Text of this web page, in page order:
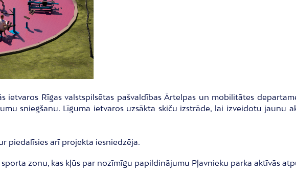
ietvaros Rīgas valstspilsētas pašvaldības Ārtelpas un mobilitātes
sniegšanu. Līguma ietvaros uzsākta skiču izstrāde, lai izveidotu jaunu
piedalīsies arī projekta iesniedzēja.
zonu, kas kļūs par nozīmīgu papildinājumu Pļavnieku parka aktīvās